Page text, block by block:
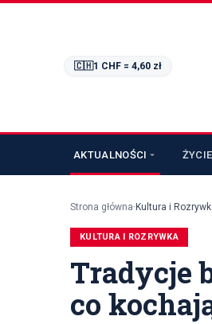
🇨🇭1 CHF = 4,60 zł
AKTUALNOŚCI
Strona główna· Kultura i
KULTURA I ROZRYWKA
Tradycje
co